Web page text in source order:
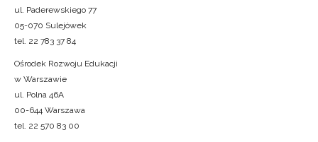
ul. Paderewskiego 77
05-070 Sulejówek
tel. 22 783 37 84
Ośrodek Rozwoju Edukacji
w Warszawie
ul. Polna 46A
00-644 Warszawa
tel. 22 570 83 00